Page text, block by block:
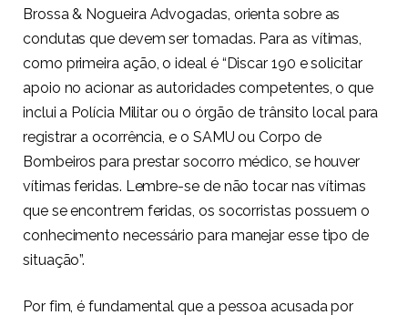
Brossa & Nogueira Advogadas, orienta sobre as
condutas que devem ser tomadas. Para as vítimas,
como primeira ação, o ideal é “Discar 190 e solicitar
apoio no acionar as autoridades competentes, o que
inclui a Polícia Militar ou o órgão de trânsito local para
registrar a ocorrência, e o SAMU ou Corpo de
Bombeiros para prestar socorro médico, se houver
vítimas feridas. Lembre-se de não tocar nas vítimas
que se encontrem feridas, os socorristas possuem o
conhecimento necessário para manejar esse tipo de
situação”.
Por fim, é fundamental que a pessoa acusada por